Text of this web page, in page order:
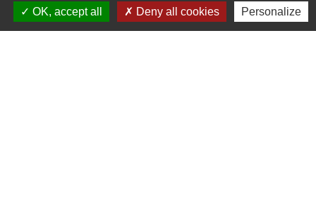
Signaler une erreur sur cette page
OK, accept all
Deny all cookies Personalize